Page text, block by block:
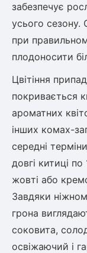
Обліпиха
Кизил
Жасмин
Будлея
Калина
Бузина
М'ята
Лаванда
Бамбук
Пряні
Очиток
забезпечує
усього сезону.
при
плодоносити
Цвітіння
покривається
ароматних
інших комах-
середні
довгі китиці
жовті або
Завдяки
грона
соковита,
освіжаючий і